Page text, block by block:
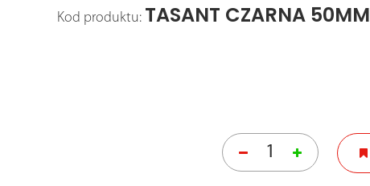
Kod produktu: TASANT CZARNA 50MM